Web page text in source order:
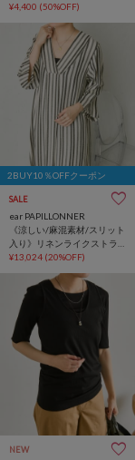
【SUM1 STYLE(スミスタイ
¥4,400 (50%OFF)
2BUY10％OFFクーポン
SALE
ear PAPILLONNER
《涼しい/麻混素材/スリット
入り》リネンライクストラ
イプワンピース【SUM1
¥13,024 (20%OFF)
NEW